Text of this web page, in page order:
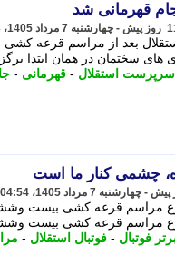
قهرمانی شد
7 مرداد 1405، 05:23
بعد از مراسم قرعه کشی
سختمان در همان ابتدا
سرپرست استقلال - قهرمانی -
چشمی کنار ما است
قرعه کشی بیست وششمین
مراسم قرعه کشی بیست
فوتبال - فوتبال استقلال -